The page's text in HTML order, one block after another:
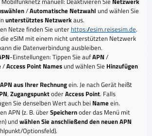
/Automatische Netzwahl und wählen Sie
unterstütztes Netzwerkaus.
Netze finden Sie unterhttps://esim.reisesim.de.
eSIM mit einem nicht unterstützten Netzwerk
die Datenverbindung ausbleiben.
-Einstellungen: Tippen Sie aufAPN /
/Access Point Namesund wählen Sie Hinzufügen
APN aus Ihrer Rechnungein. Je nach Gerät heißt
, ZugangspunktoderAccess Point. Falls
Sie denselben Wert auch bei Nameein.
APN (z. B. überSpeichernoder das Menü mit
und wählen Sie anschließend den neuen APN
Optionsfeld).